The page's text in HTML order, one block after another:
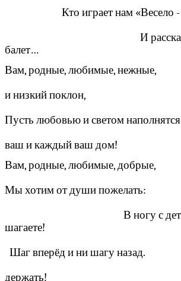
Кто играет нам «Весело
И расскажет нам
балет…
Вам, родные,
и низкий
Пусть любовью и светом
Каждый
ваш и каждый ваш дом!
Вам, родные,
Мы хотим от души
В ногу с детством
Шаг вперёд и ни
держать!